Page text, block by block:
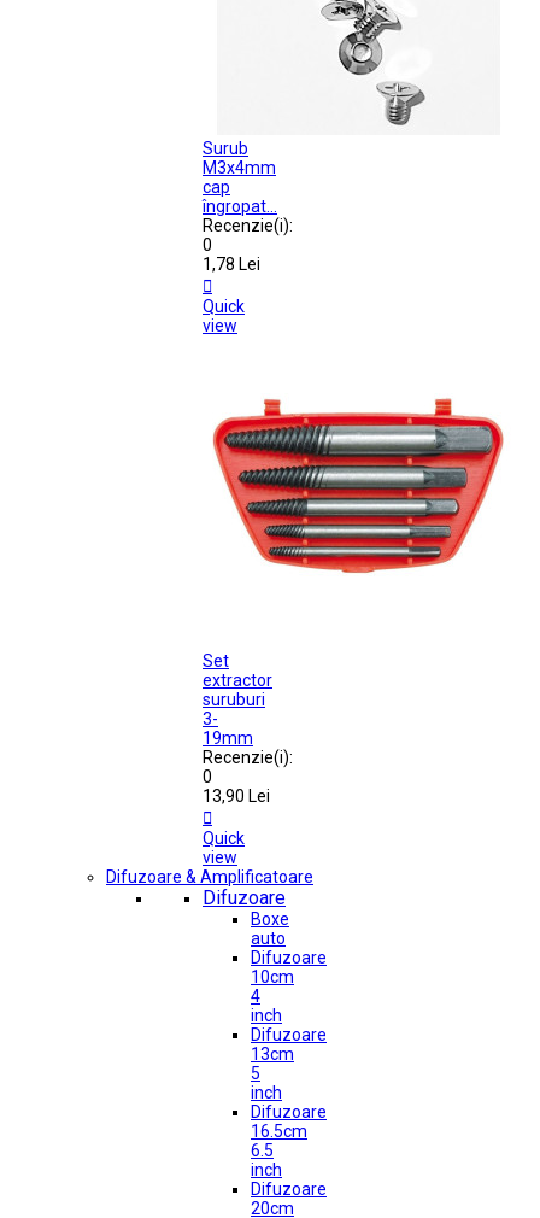
Surub
M3x4mm
cap
îngropat...
Recenzie(i):
0
1,78 Lei

Quick
view
Set
extractor
suruburi
3-
19mm
Recenzie(i):
0
13,90 Lei

Quick
view
Difuzoare & Amplificatoare
Difuzoare
Boxe
auto
Difuzoare
10cm
4
inch
Difuzoare
13cm
5
inch
Difuzoare
16.5cm
6.5
inch
Difuzoare
20cm